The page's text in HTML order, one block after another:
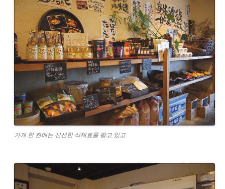
가게 한 켠에는 신선한 식재료를 팔고 있고